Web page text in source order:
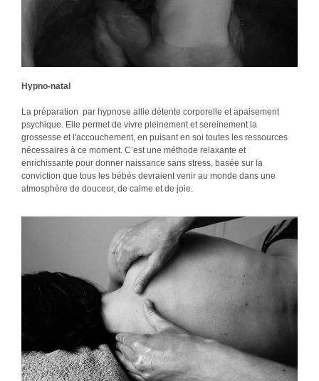
Hypno-natal
La préparation par hypnose allie détente corporelle et apaisement
psychique. Elle permet de vivre pleinement et sereinement la
grossesse et l'accouchement, en puisant en soi toutes les ressources
nécessaires à ce moment. C’est une méthode relaxante et
enrichissante pour donner naissance sans stress, basée sur la
conviction que tous les bébés devraient venir au monde dans une
atmosphère de douceur, de calme et de joie.